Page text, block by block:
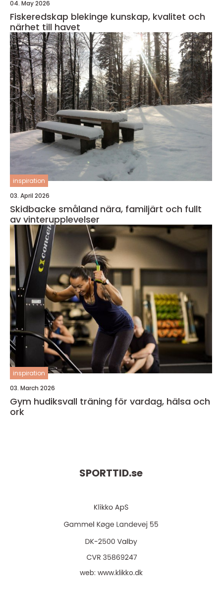
04. May 2026
Fiskeredskap blekinge kunskap, kvalitet och
närhet till havet
inspiration
03. April 2026
Skidbacke småland nära, familjärt och fullt
av vinterupplevelser
inspiration
03. March 2026
Gym hudiksvall träning för vardag, hälsa och
ork
SPORTTID.se
web: www.klikko.dk